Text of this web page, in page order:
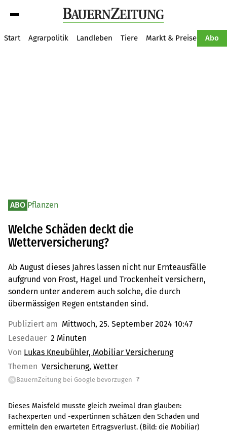
Start Agrarpolitik Landleben Tiere Markt & Preise Abo
ABO Pflanzen
Welche Schäden deckt die
Wetterversicherung?
Ab August dieses Jahres lassen nicht nur Ernteausfälle
aufgrund von Frost, Hagel und Trockenheit versichern,
sondern unter anderem auch solche, die durch
übermässigen Regen entstanden sind.
Publiziert am Mittwoch, 25. September 2024 10:47
Lesedauer 2 Minuten
Von Lukas Kneubühler, Mobiliar Versicherung
Themen Versicherung Wetter
G BauernZeitung bei Google bevorzugen ?
Dieses Maisfeld musste gleich zweimal dran glauben:
Fachexperten und -expertinnen schätzen den Schaden und
ermitteln den erwarteten Ertragsverlust. (Bild: die Mobiliar)